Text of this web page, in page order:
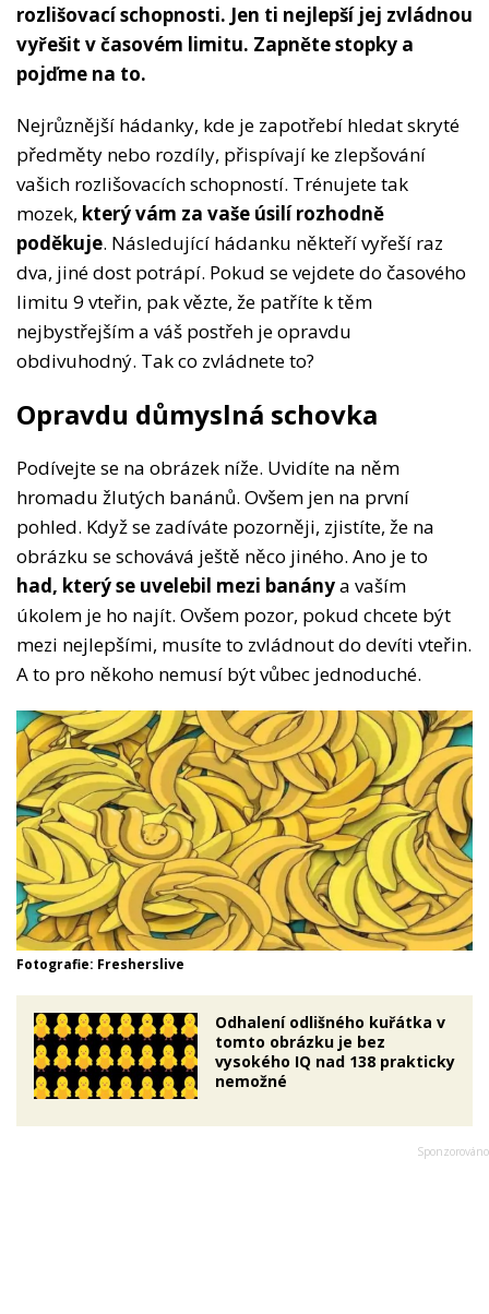
rozlišovací schopnosti. Jen ti nejlepší jej zvládnou
vyřešit v časovém limitu. Zapněte stopky a
pojďme na to.
Nejrůznější hádanky, kde je zapotřebí hledat skryté
předměty nebo rozdíly, přispívají ke zlepšování
vašich rozlišovacích schopností. Trénujete tak
mozek, který vám za vaše úsilí rozhodně
poděkuje. Následující hádanku někteří vyřeší raz
dva, jiné dost potrápí. Pokud se vejdete do časového
limitu 9 vteřin, pak vězte, že patříte k těm
nejbystřejším a váš postřeh je opravdu
obdivuhodný. Tak co zvládnete to?
Opravdu důmyslná schovka
Podívejte se na obrázek níže. Uvidíte na něm
hromadu žlutých banánů. Ovšem jen na první
pohled. Když se zadíváte pozorněji, zjistíte, že na
obrázku se schovává ještě něco jiného. Ano je to
had, který se uvelebil mezi banánya vaším
úkolem je ho najít. Ovšem pozor, pokud chcete být
mezi nejlepšími, musíte to zvládnout do devíti vteřin.
A to pro někoho nemusí být vůbec jednoduché.
Fotografie: Fresherslive
Odhalení odlišného kuřátka v
tomto obrázku je bez
vysokého IQ nad 138 prakticky
nemožné